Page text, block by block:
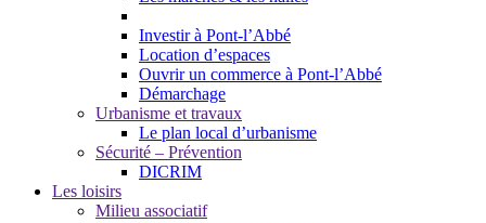
Investir à Pont-l’Abbé
Location d’espaces
Ouvrir un commerce à Pont-l’Abbé
Démarchage
Urbanisme et travaux
Le plan local d’urbanisme
Sécurité – Prévention
DICRIM
Les loisirs
Milieu associatif